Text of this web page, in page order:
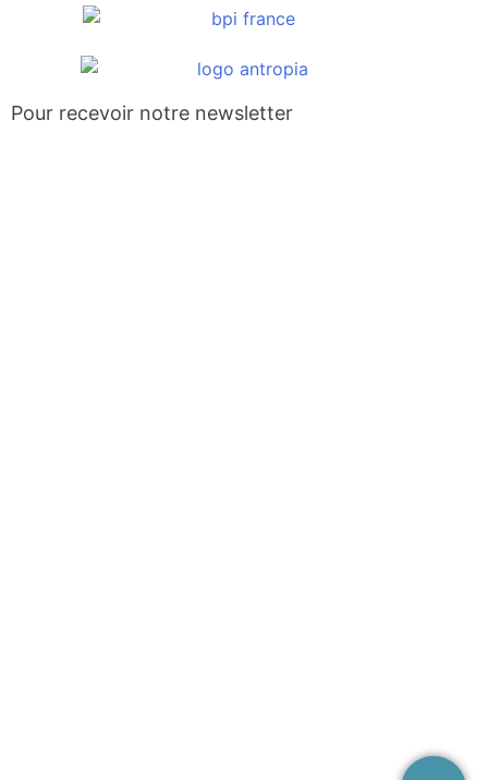
Pour recevoir notre newsletter